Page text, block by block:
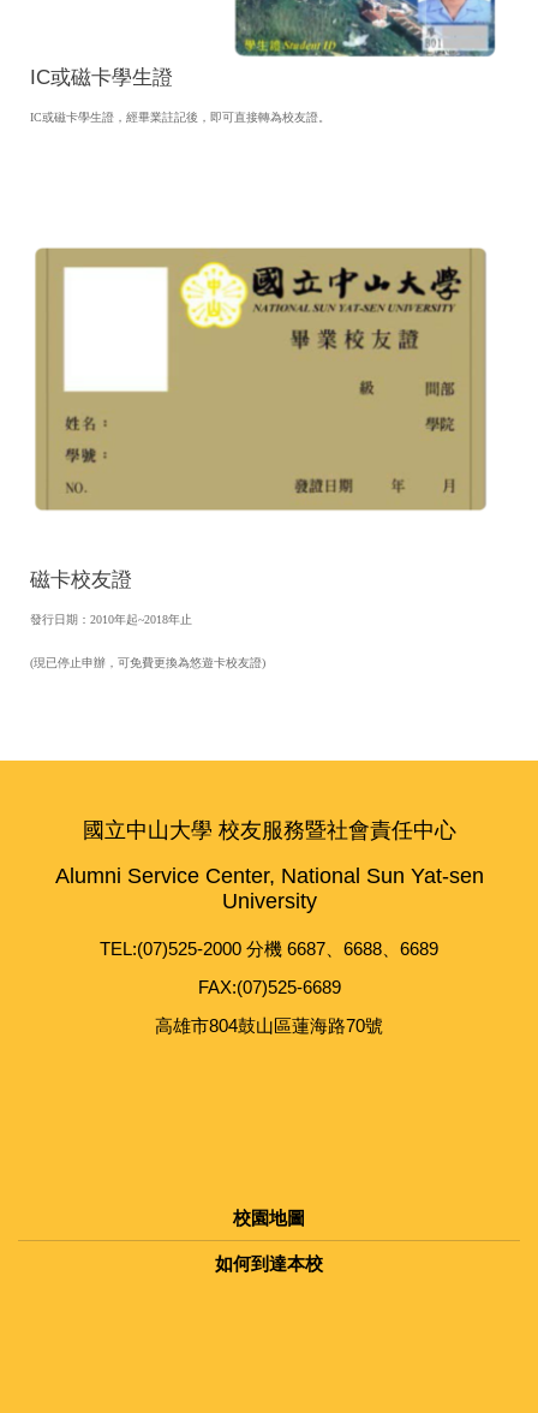
IC或磁卡學生證
IC或磁卡學生證 ，經畢業註記後，即可直接轉為校友證。
磁卡校友證
發行日期：2010年起~2018年止
(現已停止申辦，可免費更換為悠遊卡校友證)
國立中山大學 校友服務暨社會責任中心
Alumni Service Center, National Sun Yat-sen
University
TEL:(07)525-2000 分機 6687、6688、6689
FAX:(07)525-6689
高雄市804鼓山區蓮海路70號
校園地圖
如何到達本校